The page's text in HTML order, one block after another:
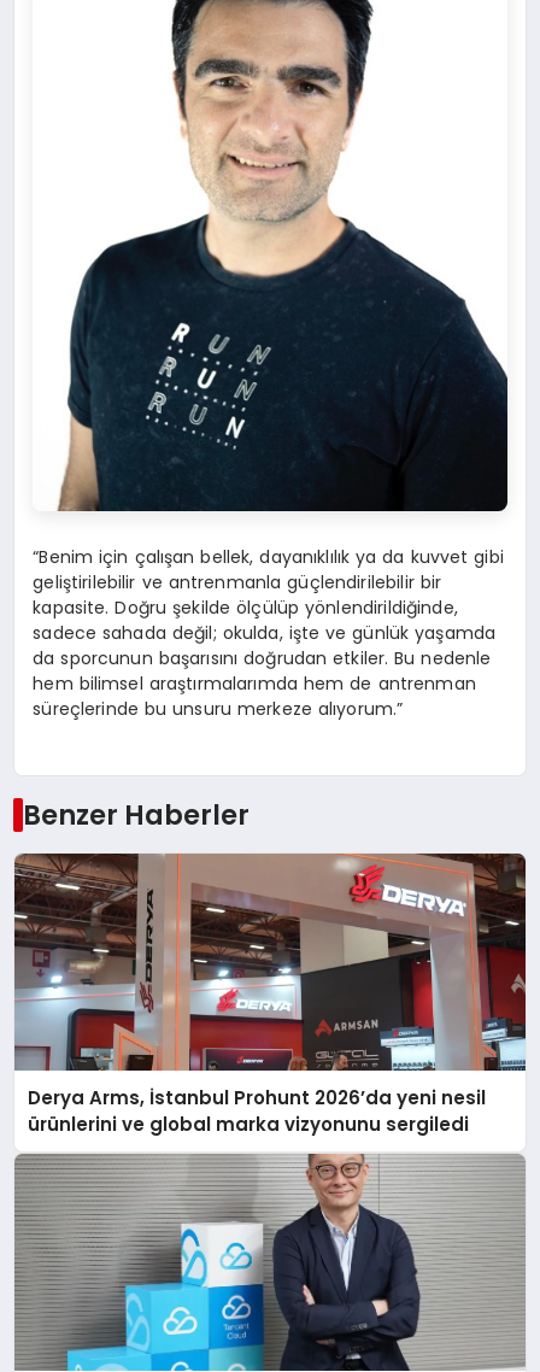
“Benim için çalışan bellek, dayanıklılık ya da kuvvet gibi
geliştirilebilir ve antrenmanla güçlendirilebilir bir
kapasite. Doğru şekilde ölçülüp yönlendirildiğinde,
sadece sahada değil; okulda, işte ve günlük yaşamda
da sporcunun başarısını doğrudan etkiler. Bu nedenle
hem bilimsel araştırmalarımda hem de antrenman
süreçlerinde bu unsuru merkeze alıyorum.”
Benzer Haberler
Derya Arms, İstanbul Prohunt 2026’da yeni nesil
ürünlerini ve global marka vizyonunu sergiledi